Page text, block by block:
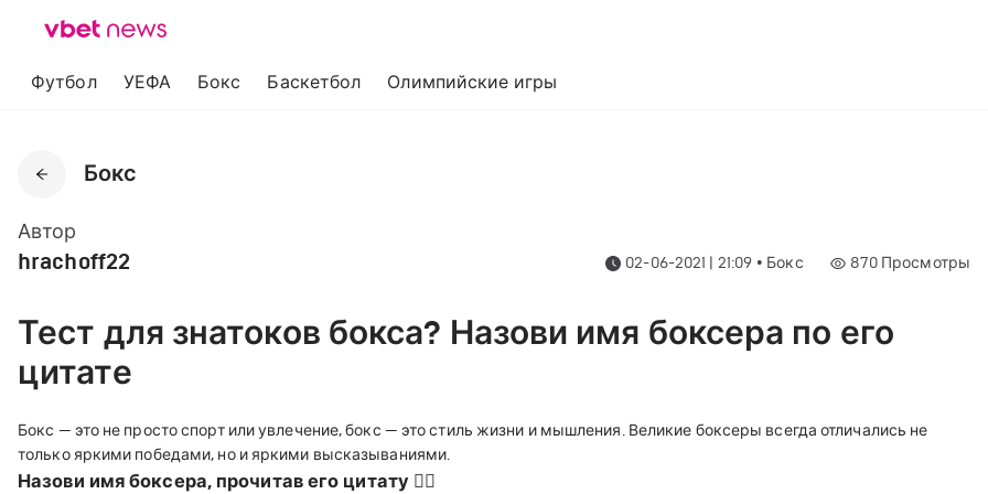
Футбол УЕФА Бокс Баскетбол Олимпийские игры
Бокс
Автор
hrachoff22 02-06-2021 | 21:09 • Бокс 870 Просмотры
Тест для знатоков бокса? Назови имя боксера по его
цитате
Бокс — это не просто спорт или увлечение, бокс — это стиль жизни и мышления. Великие боксеры всегда отличались не
только яркими победами, но и яркими высказываниями.
Назови имя боксера, прочитав его цитату 👇🏼